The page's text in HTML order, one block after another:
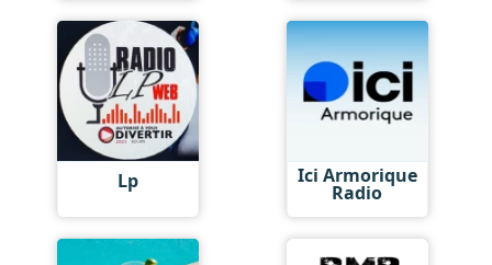
Lp Ici Armorique
Radio